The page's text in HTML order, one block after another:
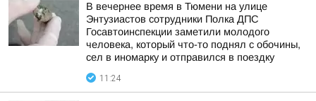
В вечернее время в Тюмени на улице
Энтузиастов сотрудники Полка ДПС
Госавтоинспекции заметили молодого
человека, который что-то поднял с обочины,
сел в иномарку и отправился в поездку
11:24